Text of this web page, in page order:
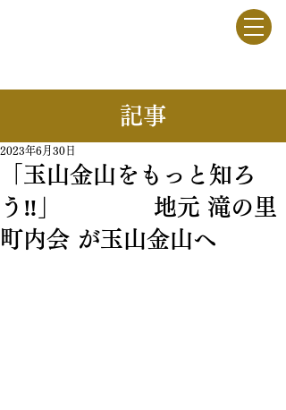
​記事
「玉山金山をもっと知ろ
う‼」 地元 滝の里
町内会 が玉山金山へ
2023年6月30日